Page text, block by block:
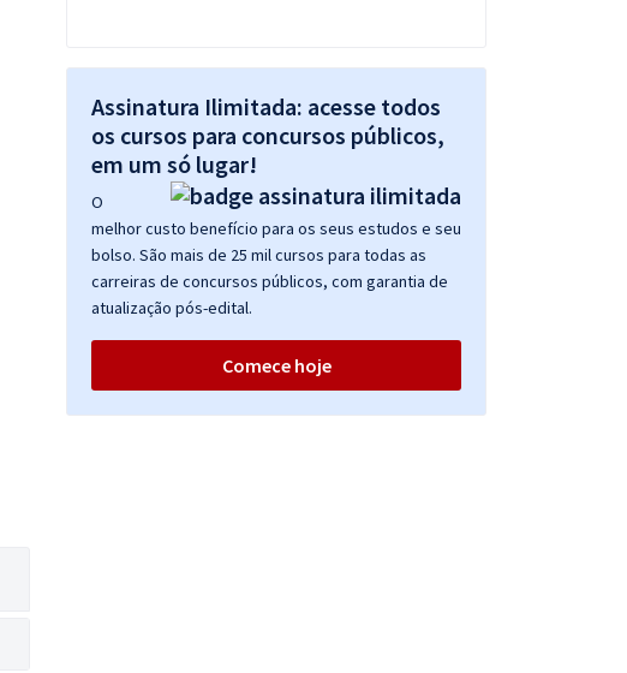
Assinatura Ilimitada: acesse todos
os cursos para concursos públicos,
em um só lugar!
O
melhor custo benefício para os seus estudos e seu
bolso. São mais de 25 mil cursos para todas as
carreiras de concursos públicos, com garantia de
atualização pós-edital.
Comece hoje